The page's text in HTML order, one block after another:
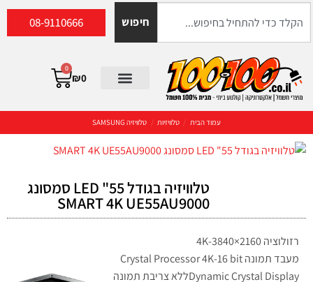
חיפוש 08-9110666
₪0
0
עמוד הבית / טלוויזיות / טלוויזיה SAMSUNG
טלוויזיה בגודל 55" LED סמסונג
SMART 4K UE55AU9000
רזולוציה 4K-3840×2160
מעבד תמונה Crystal Processor 4K-16 bit
Dynamic Crystal Displayללא צריבת תמונה